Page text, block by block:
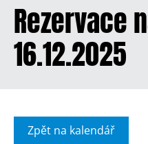
Rezervace
16.12.2025
Zpět na kalendář